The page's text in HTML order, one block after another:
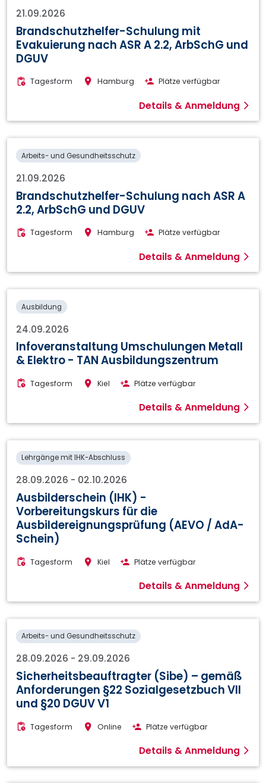
21.09.2026
Brandschutzhelfer-Schulung mit
Evakuierung nach ASR A 2.2, ArbSchG und
DGUV
Tagesform Hamburg Plätze verfügbar
Details & Anmeldung
Arbeits- und Gesundheitsschutz
21.09.2026
Brandschutzhelfer-Schulung nach ASR A
2.2, ArbSchG und DGUV
Tagesform Hamburg Plätze verfügbar
Details & Anmeldung
Ausbildung
24.09.2026
Infoveranstaltung Umschulungen Metall
& Elektro - TAN Ausbildungszentrum
Tagesform Kiel Plätze verfügbar
Details & Anmeldung
Lehrgänge mit IHK-Abschluss
28.09.2026 - 02.10.2026
Ausbilderschein (IHK) -
Vorbereitungskurs für die
Ausbildereignungsprüfung (AEVO / AdA-
Schein)
Tagesform Kiel Plätze verfügbar
Details & Anmeldung
Arbeits- und Gesundheitsschutz
28.09.2026 - 29.09.2026
Sicherheitsbeauftragter (Sibe) – gemäß
Anforderungen §22 Sozialgesetzbuch VII
und §20 DGUV V1
Tagesform Online Plätze verfügbar
Details & Anmeldung